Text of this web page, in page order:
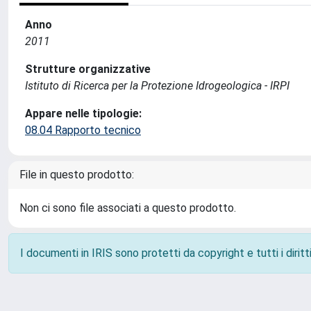
Anno
2011
Strutture organizzative
Istituto di Ricerca per la Protezione Idrogeologica - IRPI
Appare nelle tipologie:
08.04 Rapporto tecnico
File in questo prodotto:
Non ci sono file associati a questo prodotto.
I documenti in IRIS sono protetti da copyright e tutti i